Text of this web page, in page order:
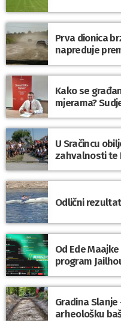
Prva dionica
napreduje
Kako se
mjerama?
U Sračincu
zahvalnosti te
Odlični
Od Ede
program
Gradina
arheološku